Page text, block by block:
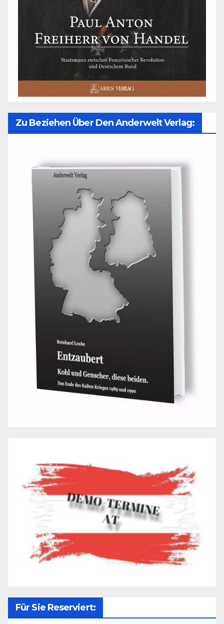
Zu Beziehen Über Den Anderwelt Verlag:
Für Sie Reserviert: